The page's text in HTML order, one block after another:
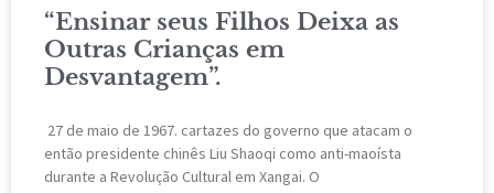
“Ensinar seus Filhos Deixa as
Outras Crianças em
Desvantagem”.
27 de maio de 1967. cartazes do governo que atacam o
então presidente chinês Liu Shaoqi como anti-maoísta
durante a Revolução Cultural em Xangai. O